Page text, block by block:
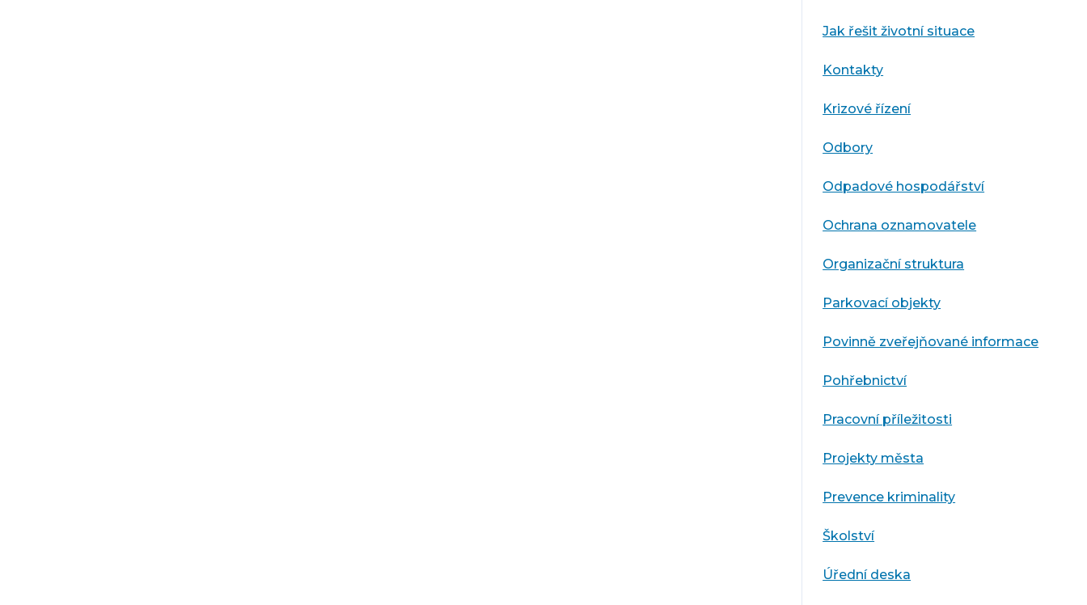
Jak řešit životní situace
Kontakty
Krizové řízení
Odbory
Odpadové hospodářství
Ochrana oznamovatele
Organizační struktura
Parkovací objekty
Povinně zveřejňované informace
Pohřebnictví
Pracovní příležitosti
Projekty města
Prevence kriminality
Školství
Úřední deska